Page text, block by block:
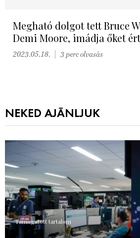
Megható dolgot tett Bruce
Demi Moore, imádja őket
2023.05.18. 3 perc olvasás
NEKED AJÁNLJUK
Támogatott tartalom